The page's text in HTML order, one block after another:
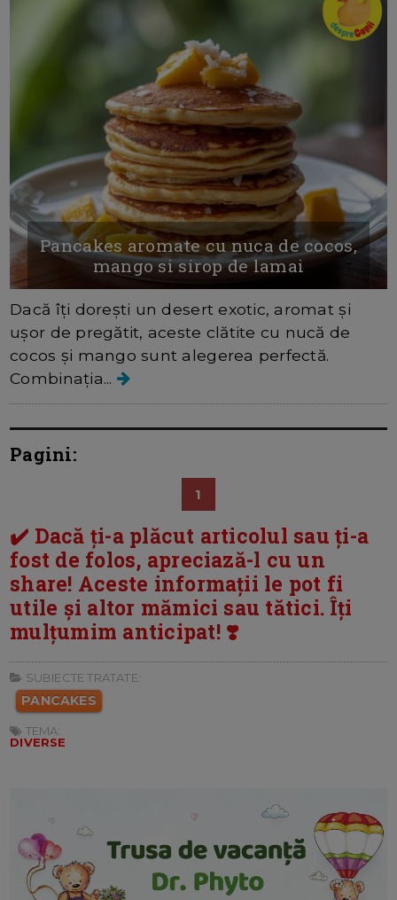
Pancakes aromate cu nuca de cocos,
mango si sirop de lamai
Dacă îți dorești un desert exotic, aromat și
ușor de pregătit, aceste clătite cu nucă de
cocos și mango sunt alegerea perfectă.
Combinația...
Pagini:
1
✔️ Dacă ți-a plăcut articolul sau ți-a
fost de folos, apreciază-l cu un
share! Aceste informații le pot fi
utile și altor mămici sau tătici. Îți
mulțumim anticipat! ❣️
SUBIECTE TRATATE:
PANCAKES
TEMA:
DIVERSE